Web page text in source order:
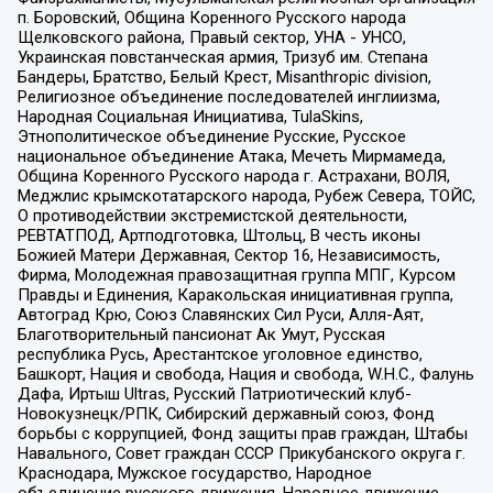
п. Боровский, Община Коренного Русского народа
Щелковского района, Правый сектор, УНА - УНСО,
Украинская повстанческая армия, Тризуб им. Степана
Бандеры, Братство, Белый Крест, Misanthropic division,
Религиозное объединение последователей инглиизма,
Народная Социальная Инициатива, TulaSkins,
Этнополитическое объединение Русские, Русское
национальное объединение Атака, Мечеть Мирмамеда,
Община Коренного Русского народа г. Астрахани, ВОЛЯ,
Меджлис крымскотатарского народа, Рубеж Севера, ТОЙС,
О противодействии экстремистской деятельности,
РЕВТАТПОД, Артподготовка, Штольц, В честь иконы
Божией Матери Державная, Сектор 16, Независимость,
Фирма, Молодежная правозащитная группа МПГ, Курсом
Правды и Единения, Каракольская инициативная группа,
Автоград Крю, Союз Славянских Сил Руси, Алля-Аят,
Благотворительный пансионат Ак Умут, Русская
республика Русь, Арестантское уголовное единство,
Башкорт, Нация и свобода, Нация и свобода, W.H.С., Фалунь
Дафа, Иртыш Ultras, Русский Патриотический клуб-
Новокузнецк/РПК, Сибирский державный союз, Фонд
борьбы с коррупцией, Фонд защиты прав граждан, Штабы
Навального, Совет граждан СССР Прикубанского округа г.
Краснодара, Мужское государство, Народное